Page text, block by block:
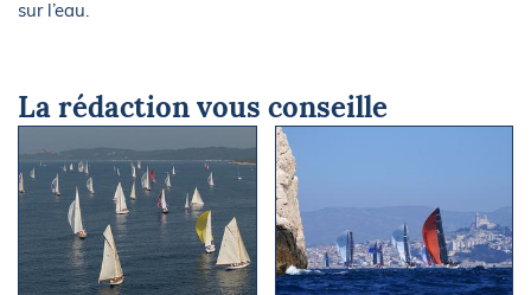
sur l’eau.
La rédaction vous conseille